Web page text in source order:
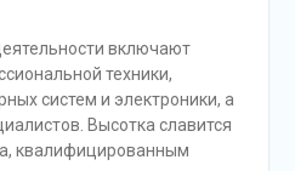
включают
техники,
систем и электроники, а
Высотка славится
квалифицированным